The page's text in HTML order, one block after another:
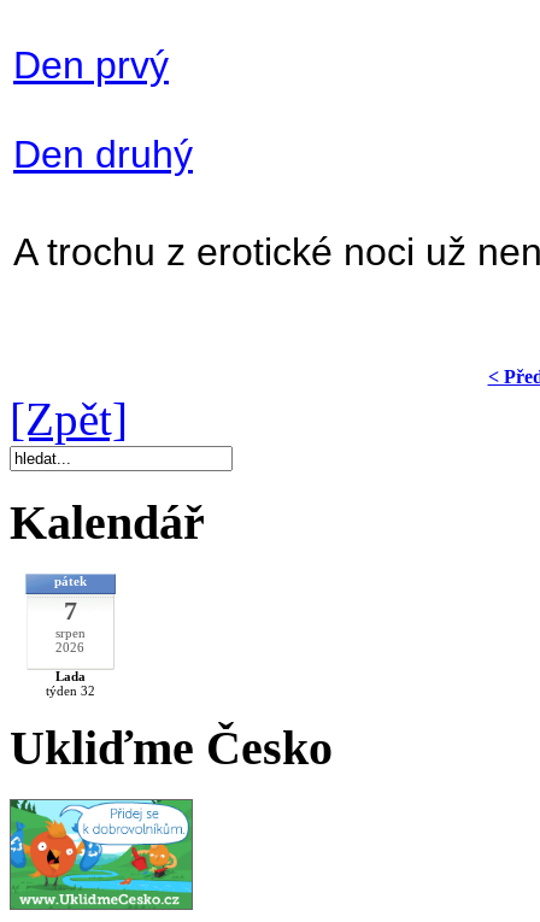
Den prvý
Den druhý
A trochu z erotické noci už
<
[Zpět]
Kalendář
pátek
7
srpen
2026
Lada
týden 32
Ukliďme Česko